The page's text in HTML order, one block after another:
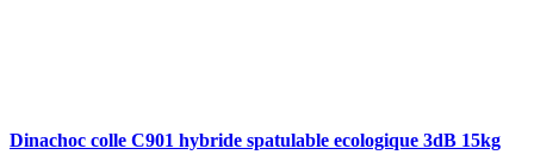
Dinachoc colle C901 hybride spatulable ecologique 3dB 15kg